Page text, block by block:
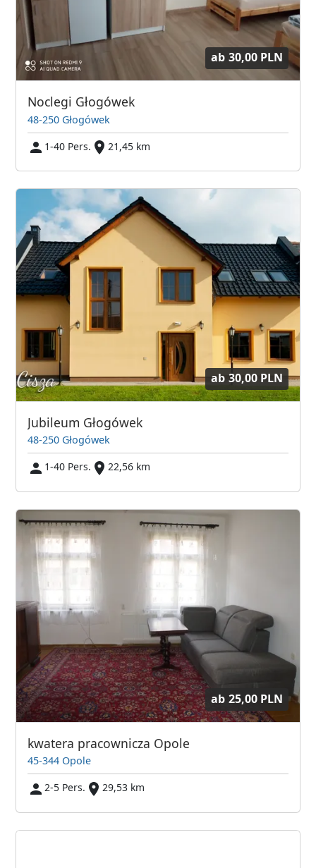
ab 30,00 PLN
Noclegi Głogówek
48-250 Głogówek
1-40 Pers.
21,45 km
ab 30,00 PLN
Jubileum Głogówek
48-250 Głogówek
1-40 Pers.
22,56 km
ab 25,00 PLN
kwatera pracownicza Opole
45-344 Opole
2-5 Pers.
29,53 km